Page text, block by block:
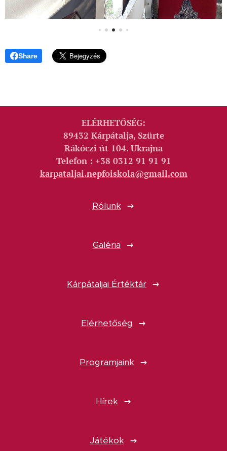
Share
ELÉRHETŐSÉG:
89432 Kárpátalja, Szürte
Rákóczi út 104. Ukrajna
Telefon : +38 0312 91 91 91
karpataljai.nepfoiskola@gmail.com
Rólunk
Galéria
Kárpátaljai Értéktár
Elérhetőség
Programjaink
Hírek
Játékok